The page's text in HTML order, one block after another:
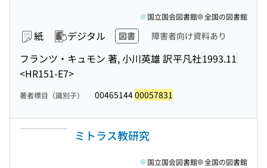
紙 デジタル 図書 障害者向け資料あり
フランツ・キュモン 著, 小川英雄 訳平凡社1993.11
<HR151-E7>
国立国会図書館 全国の図書館
著者標目（識別子） 0046514400057831
ミトラス教研究
国立国会図書館 全国の図書館